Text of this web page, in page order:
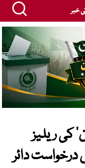
خبر
کی ریلیز
دائر